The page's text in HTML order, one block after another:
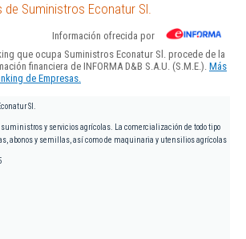
Suministros Econatur Sl.
Información ofrecida por
que ocupa Suministros Econatur Sl. procede de la
financiera de INFORMA D&B S.A.U. (S.M.E.). Más
de Empresas.
Sl.
suministros y servicios agrícolas. La comercialización de todo tipo
abonos y semillas, así como de maquinaria y utensilios agrícolas